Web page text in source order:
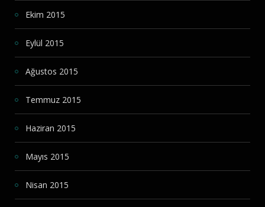
Ekim 2015
Eylül 2015
Ağustos 2015
Temmuz 2015
Haziran 2015
Mayıs 2015
Nisan 2015